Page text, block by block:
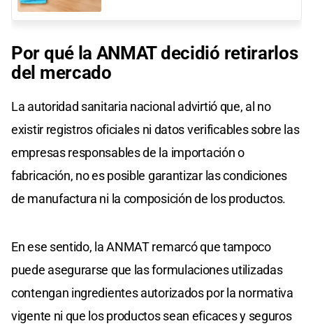
Por qué la ANMAT decidió retirarlos
del mercado
La autoridad sanitaria nacional advirtió que, al no
existir registros oficiales ni datos verificables sobre las
empresas responsables de la importación o
fabricación, no es posible garantizar las condiciones
de manufactura ni la composición de los productos.
En ese sentido, la ANMAT remarcó que tampoco
puede asegurarse que las formulaciones utilizadas
contengan ingredientes autorizados por la normativa
vigente ni que los productos sean eficaces y seguros